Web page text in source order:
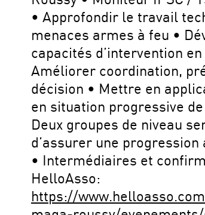
• Approfondir le travail
menaces armes à feu •
capacités d’intervention
Améliorer coordination,
décision • Mettre en
en situation progressive
Deux groupes de niveau
d’assurer une progression
• Intermédiaires et
HelloAsso:
https://